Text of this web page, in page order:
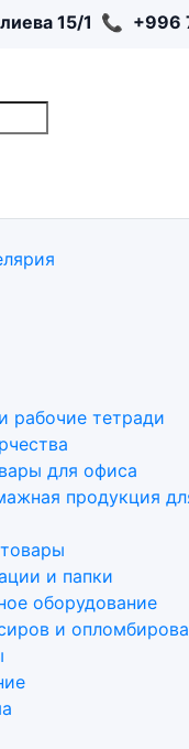
15/1 📞 +996
рабочие тетради
для офиса
продукция
и папки
оборудование
и